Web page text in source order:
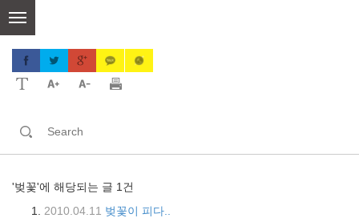
content
'벚꽃'에 해당되는 글 1건
2010.04.11 벚꽃이 피다..